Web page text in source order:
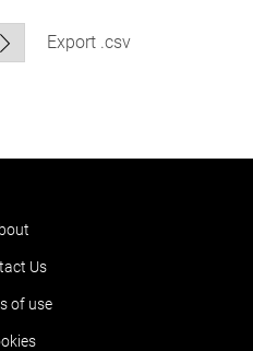
Export .csv
Us
of use